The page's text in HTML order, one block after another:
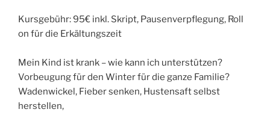
Kursgebühr: 95€ inkl. Skript, Pausenverpflegung, Roll
on für die Erkältungszeit
Mein Kind ist krank – wie kann ich unterstützen?
Vorbeugung für den Winter für die ganze Familie?
Wadenwickel, Fieber senken, Hustensaft selbst
herstellen,